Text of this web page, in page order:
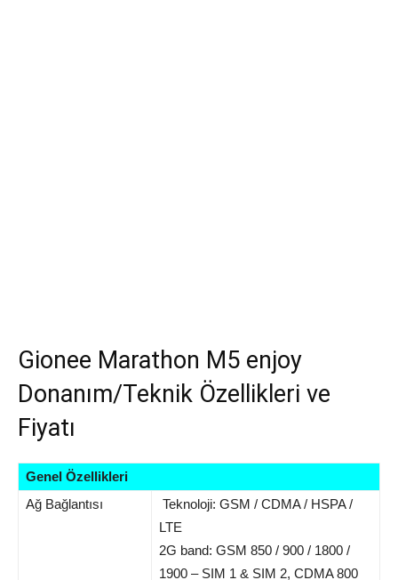
Gionee Marathon M5 enjoy
Donanım/Teknik Özellikleri ve
Fiyatı
Genel Özellikleri
Ağ Bağlantısı
Teknoloji: GSM / CDMA / HSPA /
LTE
2G band: GSM 850 / 900 / 1800 /
1900 – SIM 1 & SIM 2, CDMA 800